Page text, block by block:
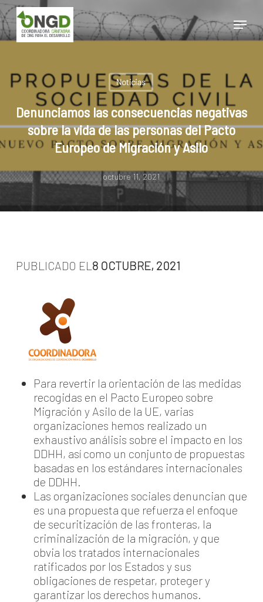
Skip
to
main
Menu
Noticias
Denunciamos las consecuencias negativas
sobre la vida de las personas del Pacto
Europeo de Migración y Asilo
octubre 11, 2021
PUBLICADO EL 8 OCTUBRE, 2021
Para revertir la orientación de las medidas
recogidas en el Pacto Europeo sobre
Migración y Asilo de la UE, varias
organizaciones hemos realizado un
exhaustivo análisis sobre el impacto en los
DDHH, así como un conjunto de propuestas
basadas en los estándares internacionales
de DDHH.
Las organizaciones sociales denuncian que
es una propuesta que refuerza el enfoque
de securitización de las fronteras, la
criminalización de la migración, y que
obvia los tratados internacionales
ratificados por los Estados y sus
obligaciones de respetar, proteger y
garantizar los derechos humanos.
Close